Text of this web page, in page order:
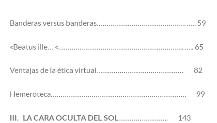
Banderas versus banderas………………………………………. ….. 59
«Beatus ille… «……………………………………………………….. ….. 65
Ventajas de la ética virtual……………………………………… 82
Hemeroteca……………………………………………………………. 99
III. LA CARA OCULTADEL SOL…………………….. 143